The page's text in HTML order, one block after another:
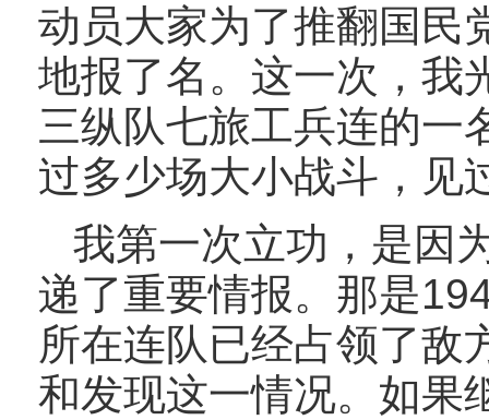
动员大家为了推翻国民
地报了名。这一次，我
三纵队七旅工兵连的一
过多少场大小战斗，见
我第一次立功，是因
递了重要情报。那是
所在连队已经占领了敌
和发现这一情况。如果